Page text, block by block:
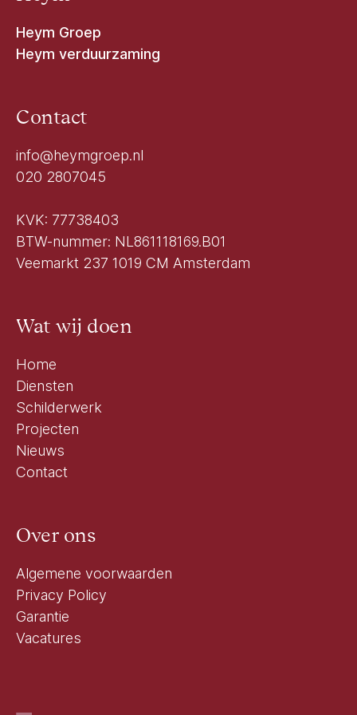
Heym Groep
Heym verduurzaming
Contact
info@heymgroep.nl
020 2807045
KVK: 77738403
BTW-nummer: NL861118169.B01
Veemarkt 237 1019 CM Amsterdam
Wat wij doen
Home
Diensten
Schilderwerk
Projecten
Nieuws
Contact
Over ons
Algemene voorwaarden
Privacy Policy
Garantie
Vacatures